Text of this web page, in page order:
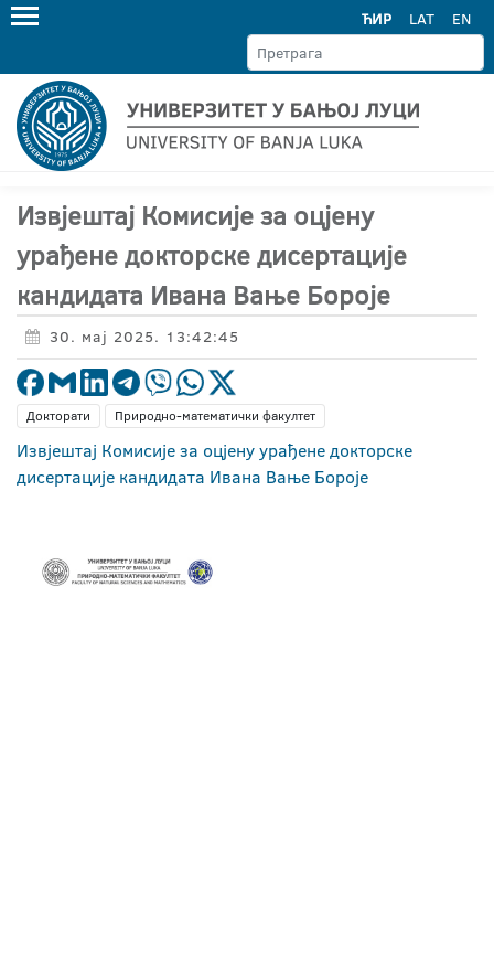
ЋИР LAT EN
Извјештај Комисије за оцјену
урађене докторске дисертације
кандидата Ивана Вање Бороје
30. мај 2025. 13:42:45
Докторати Природно-математички факултет
Извјештај Комисије за оцјену урађене докторске
дисертације кандидата Ивана Вање Бороје